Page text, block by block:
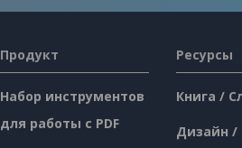
Продукт
Набор инструментов
для работы с PDF
Ресурсы
Книга /
Дизайн